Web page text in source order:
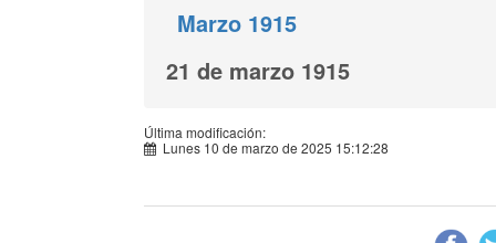
Marzo 1915
21 de marzo 1915
Última modificación:
Lunes 10 de marzo de 2025 15:12:28